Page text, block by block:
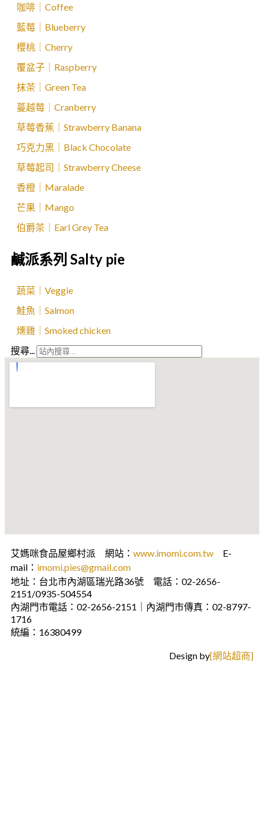
咖啡｜Coffee
藍莓｜Blueberry
櫻桃｜Cherry
覆盆子｜Raspberry
抹茶｜Green Tea
蔓越莓｜Cranberry
草莓香蕉｜Strawberry Banana
巧克力黑｜Black Chocolate
草莓起司｜Strawberry Cheese
香橙｜Maralade
芒果｜Mango
伯爵茶｜Earl Grey Tea
鹹派系列 Salty pie
蔬菜｜Veggie
鮭魚｜Salmon
燻雞｜Smoked chicken
搜尋...
艾媽咪食品屋鄉村派 網站： www.imomi.com.tw E-
mail： imomi.pies@gmail.com
地址：台北市內湖區瑞光路36號 電話：02-2656-
2151/0935-504554
內湖門市電話：02-2656-2151｜內湖門市傳真：02-8797-
1716
統編：16380499
Design by[網站超商]